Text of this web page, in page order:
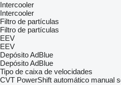
Intercooler
Intercooler
Filtro de partículas
Filtro de partículas
EEV
EEV
Depósito AdBlue
Depósito AdBlue
Tipo de caixa de velocidades
CVT PowerShift automático manual